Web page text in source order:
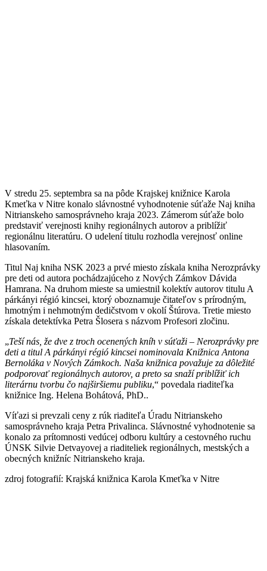
V stredu 25. septembra sa na pôde Krajskej knižnice Karola
Kmeťka v Nitre konalo slávnostné vyhodnotenie súťaže Naj kniha
Nitrianskeho samosprávneho kraja 2023. Zámerom súťaže bolo
predstaviť verejnosti knihy regionálnych autorov a priblížiť
regionálnu literatúru. O udelení titulu rozhodla verejnosť online
hlasovaním.
Titul Naj kniha NSK 2023 a prvé miesto získala kniha Nerozprávky
pre deti od autora pochádzajúceho z Nových Zámkov Dávida
Hamrana. Na druhom mieste sa umiestnil kolektív autorov titulu A
párkányi régió kincsei, ktorý oboznamuje čitateľov s prírodným,
hmotným i nehmotným dedičstvom v okolí Štúrova. Tretie miesto
získala detektívka Petra Šlosera s názvom Profesori zločinu.
„Teší nás, že dve z troch ocenených kníh v súťaži – Nerozprávky pre
deti a titul A párkányi régió kincsei nominovala Knižnica Antona
Bernoláka v Nových Zámkoch. Naša knižnica považuje za dôležité
podporovať regionálnych autorov, a preto sa snaží priblížiť ich
literárnu tvorbu čo najširšiemu publiku,“ povedala riaditeľka
knižnice Ing. Helena Bohátová, PhD..
Víťazi si prevzali ceny z rúk riaditeľa Úradu Nitrianskeho
samosprávneho kraja Petra Privalinca. Slávnostné vyhodnotenie sa
konalo za prítomnosti vedúcej odboru kultúry a cestovného ruchu
ÚNSK Silvie Detvayovej a riaditeliek regionálnych, mestských a
obecných knižníc Nitrianskeho kraja.
zdroj fotografií: Krajská knižnica Karola Kmeťka v Nitre